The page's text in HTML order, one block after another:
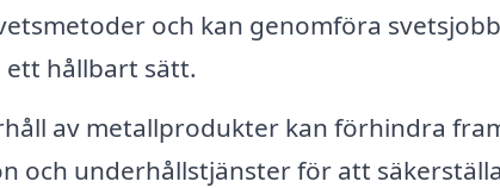
och kan genomföra
hållbart sätt.
av metallprodukter kan förhindra
och underhållstjänster för att